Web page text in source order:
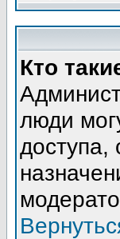
Кто
люди
доступа,